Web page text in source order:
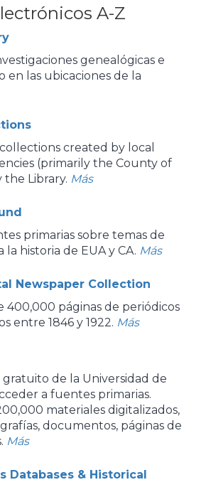
A-Z
genealógicas e
en las ubicaciones de la
created by local
(primarily the County of
the Library. Más
primarias sobre temas de
historia de EUA y CA. Más
Newspaper Collection
400,000 páginas de periódicos
entre 1846 y 1922. Más
de la Universidad de
a fuentes primarias.
materiales digitalizados,
documentos, páginas de
Más
Databases & Historical